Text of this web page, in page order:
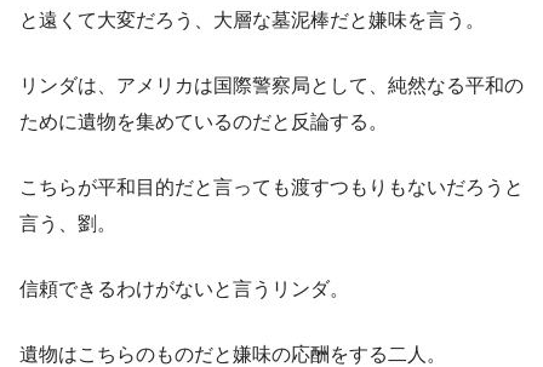
と遠くて大変だろう、大層な墓泥棒だと嫌味を言う。
リンダは、アメリカは国際警察局として、純然なる平和の
ために遺物を集めているのだと反論する。
こちらが平和目的だと言っても渡すつもりもないだろうと
言う、劉。
信頼できるわけがないと言うリンダ。
遺物はこちらのものだと嫌味の応酬をする二人。